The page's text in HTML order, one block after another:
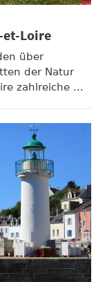
et-Loire
über
der Natur
zahlreiche ...